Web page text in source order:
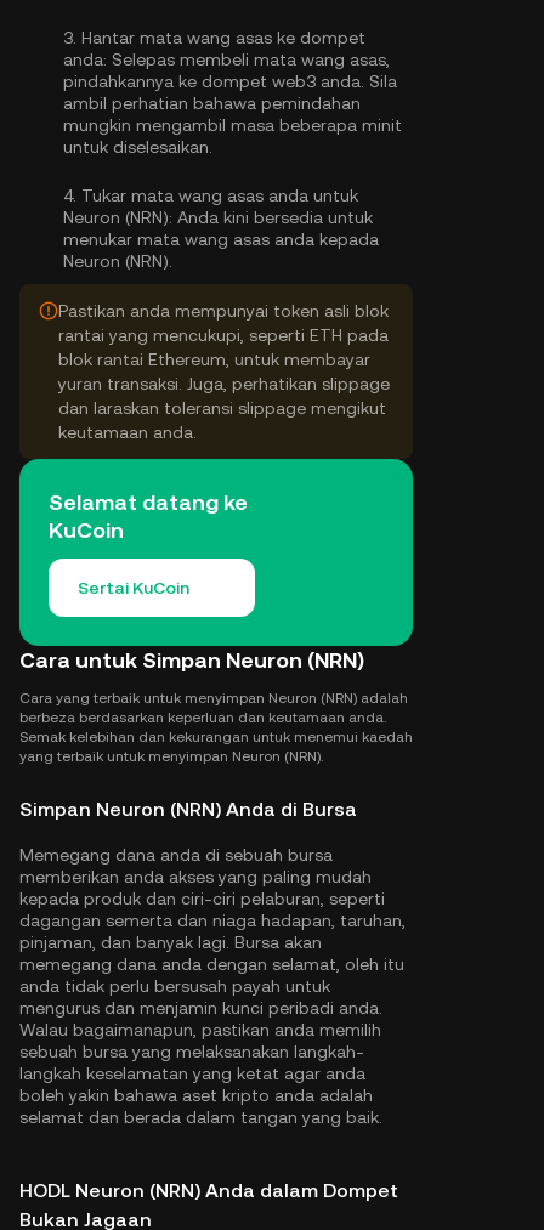
3. Hantar mata wang asas ke dompet
anda: Selepas membeli mata wang asas,
pindahkannya ke dompet web3 anda. Sila
ambil perhatian bahawa pemindahan
mungkin mengambil masa beberapa minit
untuk diselesaikan.
4. Tukar mata wang asas anda untuk
Neuron (NRN): Anda kini bersedia untuk
menukar mata wang asas anda kepada
Neuron (NRN).
Pastikan anda mempunyai token asli blok
rantai yang mencukupi, seperti ETH pada
blok rantai Ethereum, untuk membayar
yuran transaksi. Juga, perhatikan slippage
dan laraskan toleransi slippage mengikut
keutamaan anda.
Selamat datang ke
KuCoin
Sertai KuCoin
Cara untuk Simpan Neuron (NRN)
Cara yang terbaik untuk menyimpan Neuron (NRN) adalah
berbeza berdasarkan keperluan dan keutamaan anda.
Semak kelebihan dan kekurangan untuk menemui kaedah
yang terbaik untuk menyimpan Neuron (NRN).
Simpan Neuron (NRN) Anda di Bursa
Memegang dana anda di sebuah bursa
memberikan anda akses yang paling mudah
kepada produk dan ciri-ciri pelaburan, seperti
dagangan semerta dan niaga hadapan, taruhan,
pinjaman, dan banyak lagi. Bursa akan
memegang dana anda dengan selamat, oleh itu
anda tidak perlu bersusah payah untuk
mengurus dan menjamin kunci peribadi anda.
Walau bagaimanapun, pastikan anda memilih
sebuah bursa yang melaksanakan langkah-
langkah keselamatan yang ketat agar anda
boleh yakin bahawa aset kripto anda adalah
selamat dan berada dalam tangan yang baik.
HODL Neuron (NRN) Anda dalam Dompet
Bukan Jagaan